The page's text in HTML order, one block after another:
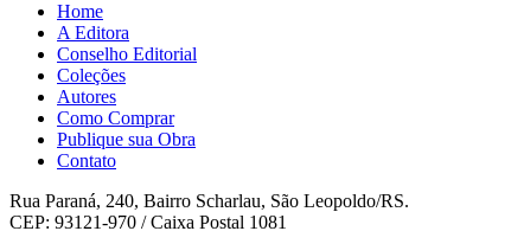
Home
A Editora
Conselho Editorial
Coleções
Autores
Como Comprar
Publique sua Obra
Contato
Rua Paraná, 240, Bairro Scharlau, São Leopoldo/RS.
CEP: 93121-970 / Caixa Postal 1081